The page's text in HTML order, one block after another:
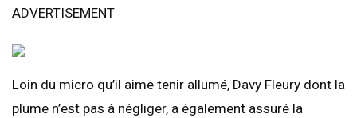
ADVERTISEMENT
Loin du micro qu’il aime tenir allumé, Davy Fleury dont la
plume n’est pas à négliger, a également assuré la